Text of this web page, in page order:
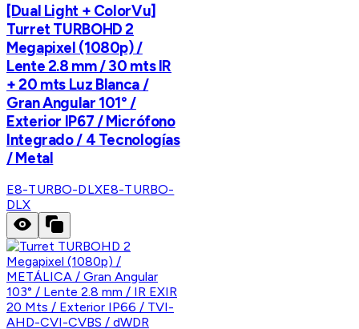
[Dual Light + ColorVu]
Turret TURBOHD 2
Megapixel (1080p) /
Lente 2.8 mm / 30 mts IR
+ 20 mts Luz Blanca /
Gran Angular 101° /
Exterior IP67 / Micrófono
Integrado / 4 Tecnologías
/ Metal
E8-TURBO-DLXE8-TURBO-
DLX